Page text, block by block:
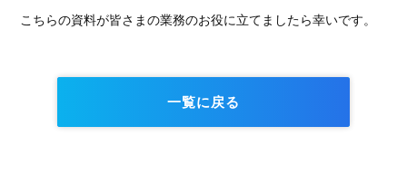
こちらの資料が皆さまの業務のお役に立てましたら幸いです。
一覧に戻る